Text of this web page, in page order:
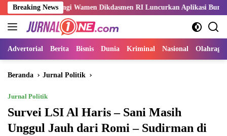
Langsung
ke
konten
Breaking News
Wamen Dikdasmen RI Luncurkan Aplikasi Bungo Pintar
Advertorial Berita Bisnis Dunia Kriminal Nasional Olahraga
Beranda Jurnal Politik
Jurnal Politik
Survei LSI Al Haris – Sani Masih
Unggul Jauh dari Romi – Sudirman di